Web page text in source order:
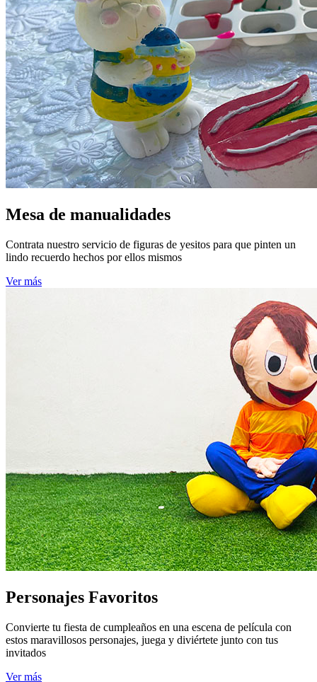
Mesa de manualidades
Contrata nuestro servicio de figuras de yesitos para que pinten un
lindo recuerdo hechos por ellos mismos
Ver más
Personajes Favoritos
Convierte tu fiesta de cumpleaños en una escena de película con
estos maravillosos personajes, juega y diviértete junto con tus
invitados
Ver más